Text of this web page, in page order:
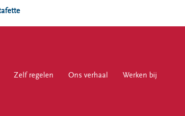
Zelf regelen Ons verhaal Werken bij
regelen Ons verhaal Werken bij